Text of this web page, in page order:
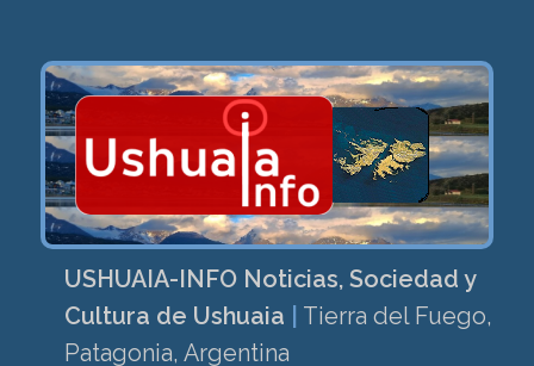
USHUAIA-INFO Noticias, Sociedad y
Cultura de Ushuaia
Tierra del Fuego,
Patagonia, Argentina